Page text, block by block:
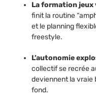
La formation jeux
finit la routine
et le planning
freestyle.
L’autonomie
collectif se recrée
deviennent la vraie
fond.